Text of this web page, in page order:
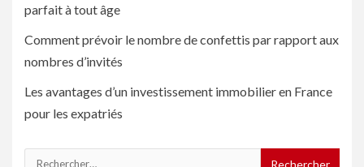
parfait à tout âge
Comment prévoir le nombre de confettis par rapport aux
nombres d’invités
Les avantages d’un investissement immobilier en France
pour les expatriés
Rechercher :